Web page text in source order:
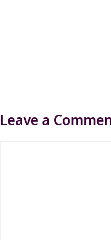
Leave a